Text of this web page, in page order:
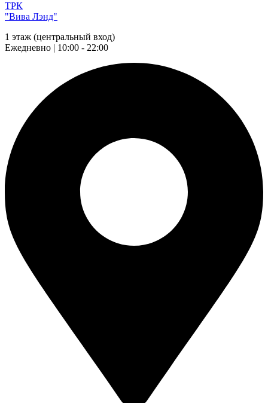
ТРК
"Вива Лэнд"
1 этаж (центральный вход)
Ежедневно | 10:00 - 22:00